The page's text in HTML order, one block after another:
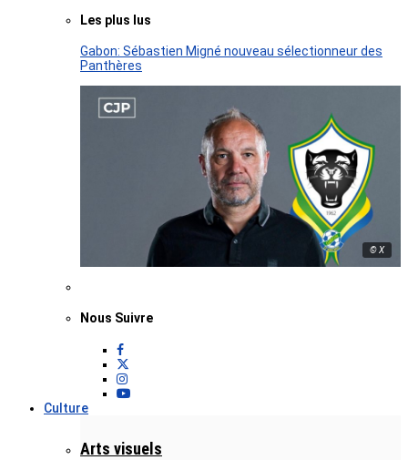
Les plus lus
Gabon: Sébastien Migné nouveau sélectionneur des
Panthères
© X
Nous Suivre
Culture
Arts visuels